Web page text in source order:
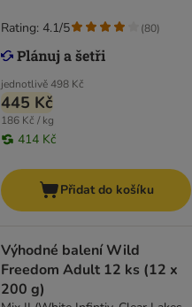
jednotlivě498 Kč
445 Kč
186 Kč / kg
414 Kč
Rating: 4.1/5 (80)
Přidat do košíku
Výhodné balení Wild
Freedom Adult 12 ks (12 x
200 g)